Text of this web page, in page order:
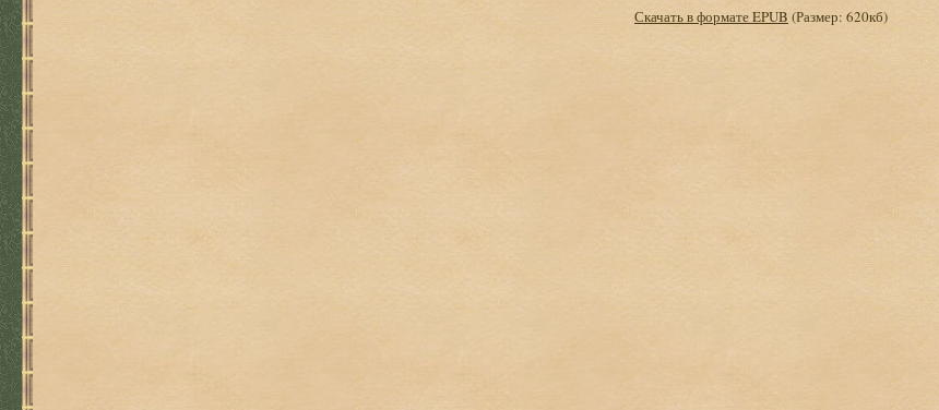
Скачать в формате EPUB (Размер: 620кб)